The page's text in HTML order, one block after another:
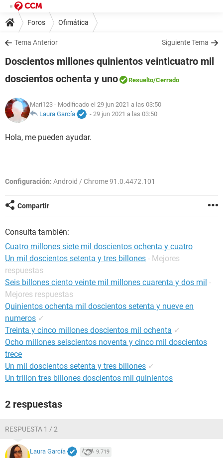
Foros Ofimática
Tema Anterior Siguiente Tema
Doscientos millones quinientos veinticuatro mil
doscientos ochenta y uno
Resuelto/Cerrado
Mari123 - Modificado el 29 jun 2021 a las 03:50
Laura García
- 29 jun 2021 a las 03:50
Hola, me pueden ayudar.
Configuración: Android / Chrome 91.0.4472.101
Compartir
Consulta también:
Cuatro millones siete mil doscientos ochenta y cuatro
Un mil doscientos setenta y tres billones - Mejores
respuestas
Seis billones ciento veinte mil millones cuarenta y dos mil -
Mejores respuestas
Quinientos ochenta mil doscientos setenta y nueve en
numeros ✓
Treinta y cinco millones doscientos mil ochenta ✓
Ocho millones seiscientos noventa y cinco mil doscientos
trece
Un mil doscientos setenta y tres billones ✓
Un trillon tres billones doscientos mil quinientos
2 respuestas
RESPUESTA 1 / 2
Laura García 9.719